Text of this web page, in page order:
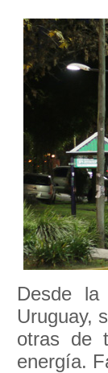
Desde la
Uruguay,
otras de
energía.